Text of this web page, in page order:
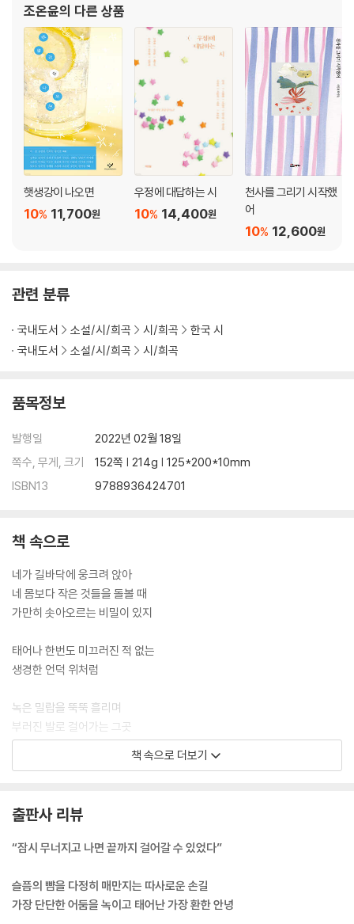
조온윤의 다른 상품
햇생강이 나오면
11,700원
10%
우정에 대답하는 시
14,400원
10%
천사를 그리기 시작했
어
12,600원
10%
관련 분류
국내도서 소설/시/희곡 시/희곡
한국 시
국내도서
소설/시/희곡 시/희곡
품목정보
발행일
2022년 02월 18일
쪽수, 무게, 크기
152쪽 | 214g | 125*200*10mm
ISBN13
9788936424701
책 속으로
네가 길바닥에 웅크려 앉아
네 몸보다 작은 것들을 돌볼 때
가만히 솟아오르는 비밀이 있지
태어나 한번도 미끄러진 적 없는
생경한 언덕 위처럼
녹은 밀랍을 뚝뚝 흘리며
부러진 발로 걸어가는 그곳
밥 먹는 법을 배운 건 오른손이 전부였으나
책 속으로 더보기
출판사 리뷰
“잠시 무너지고 나면 끝까지 걸어갈 수 있었다”
슬픔의 뺨을 다정히 매만지는 따사로운 손길
가장 단단한 어둠을 녹이고 태어난 가장 환한 안녕